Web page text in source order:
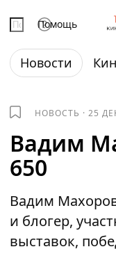
Помощь
Новости
НОВОСТЬ ·25
Вадим
650
Вадим
и блогер,
выставок,